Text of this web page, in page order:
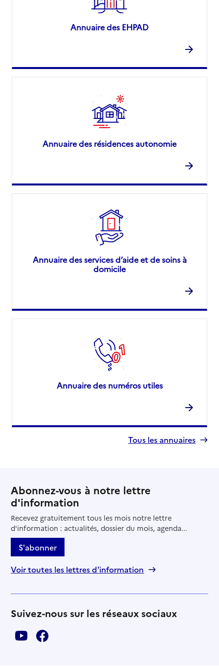
Annuaire des EHPAD
Annuaire des résidences autonomie
Annuaire des services d’aide et de soins à
domicile
Annuaire des numéros utiles
Tous les annuaires
Abonnez-vous à notre lettre
d'information
Recevez gratuitement tous les mois notre lettre
d'information : actualités, dossier du mois, agenda...
S'abonner
Voir toutes les lettres d'information
Suivez-nous sur les réseaux sociaux